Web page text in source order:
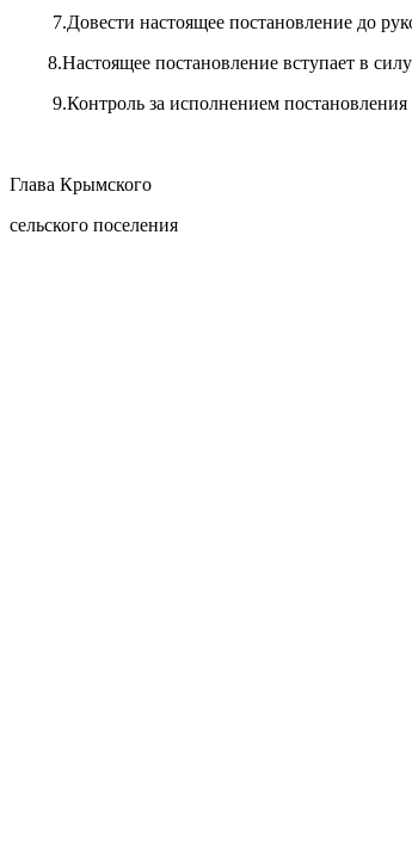
7.Довести настоящее постановление до
8.Настоящее постановление вступает в
9.Контроль за исполнением постановления
Глава Крымского
сельского поселения
сельского
от 17.07.2014